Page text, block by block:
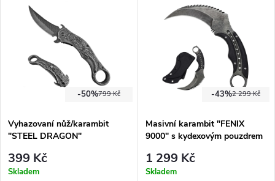
protiskluzovým povrchem.
799 Kč
-50%
Vyhazovaní nůž/karambit
"STEEL DRAGON"
399 Kč
Skladem
2 299 Kč
-43%
Masivní karambit "FENIX
9000" s kydexovým pouzdrem
1 299 Kč
Skladem